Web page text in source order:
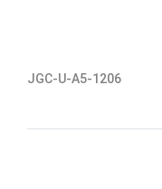
JGC-U-A5-1206